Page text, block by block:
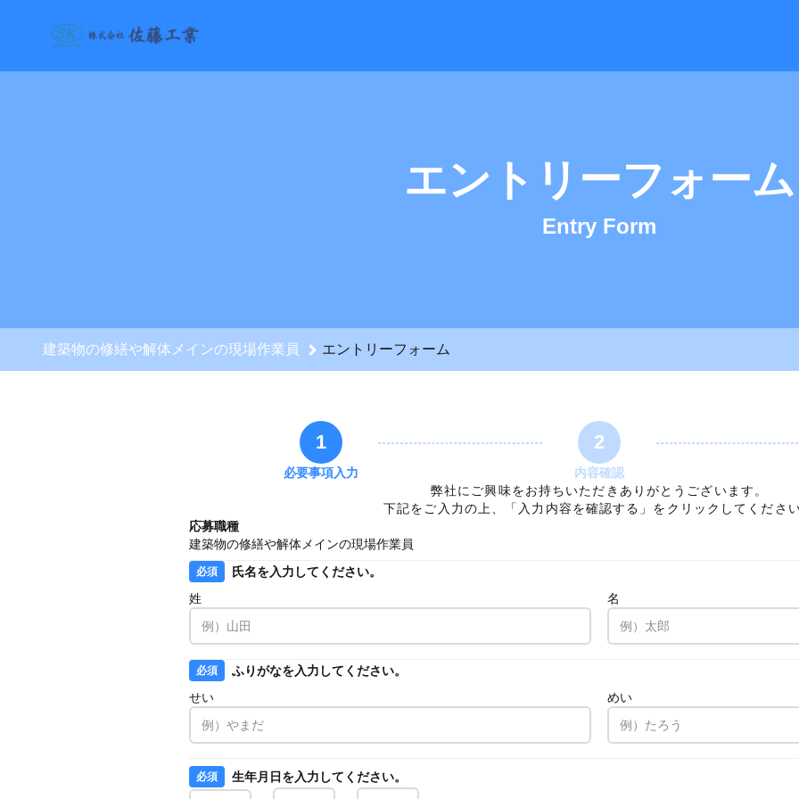
エントリーフォーム
Entry Form
建築物の修繕や解体メインの現場作業員 エントリーフォーム
1
必要事項入力
2
内容確認
弊社にご興味をお持ちいただきありがとうございます。
下記をご入力の上、「入力内容を確認する」をクリックしてください
応募職種
建築物の修繕や解体メインの現場作業員
必須
氏名を入力してください。
姓
名
必須
ふりがなを入力してください。
せい
めい
必須 生年月日を入力してください。